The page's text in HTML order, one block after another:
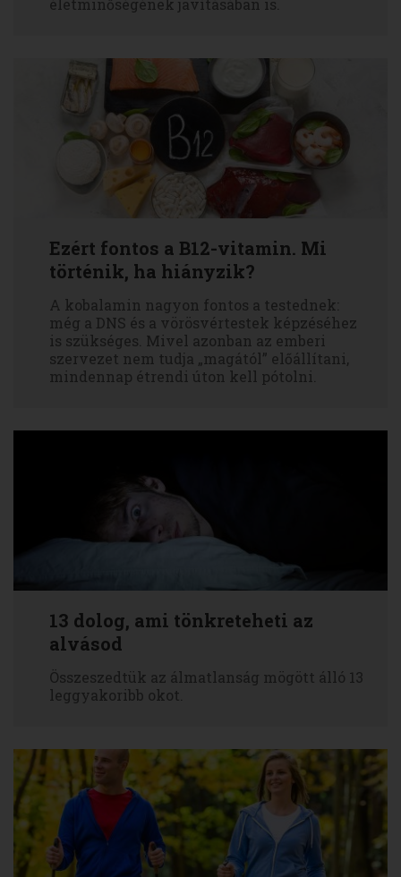
életminőségének javításában is.
Ezért fontos a B12-vitamin. Mi
történik, ha hiányzik?
A kobalamin nagyon fontos a testednek:
még a DNS és a vörösvértestek képzéséhez
is szükséges. Mivel azonban az emberi
szervezet nem tudja „magától” előállítani,
mindennap étrendi úton kell pótolni.
13 dolog, ami tönkreteheti az
alvásod
Összeszedtük az álmatlanság mögött álló 13
leggyakoribb okot.